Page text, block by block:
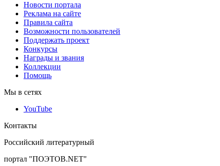
Новости портала
Реклама на сайте
Правила сайта
Возможности пользователей
Поддержать проект
Конкурсы
Награды и звания
Коллекции
Помощь
Мы в сетях
YouTube
Контакты
Российский литературный
портал "ПОЭТОВ.NET"